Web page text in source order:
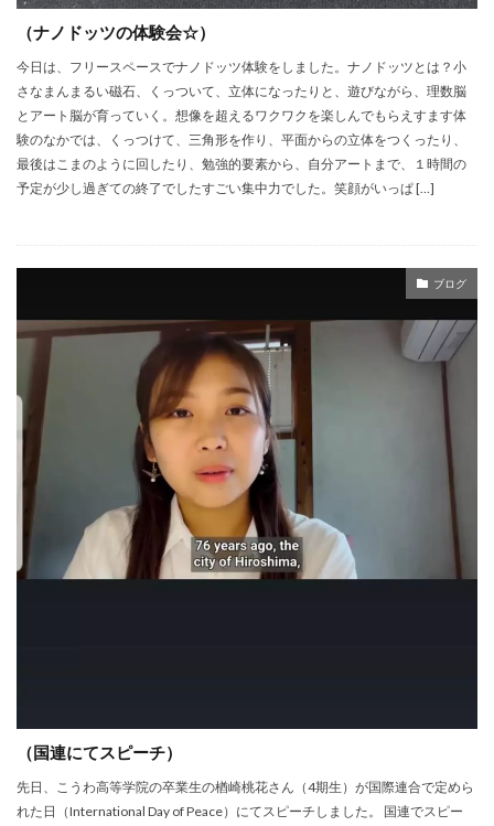
（ナノドッツの体験会☆）
今日は、フリースペースでナノドッツ体験をしました。ナノドッツとは？小
さなまんまるい磁石、くっついて、立体になったりと、遊びながら、理数脳
とアート脳が育っていく。想像を超えるワクワクを楽しんでもらえすます体
験のなかでは、くっつけて、三角形を作り、平面からの立体をつくったり、
最後はこまのように回したり、勉強的要素から、自分アートまで、１時間の
予定が少し過ぎての終了でしたすごい集中力でした。笑顔がいっぱ […]
ブログ
（国連にてスピーチ）
先日、こうわ高等学院の卒業生の楢崎桃花さん（4期生）が国際連合で定めら
れた日（International Day of Peace）にてスピーチしました。 国連でスピー